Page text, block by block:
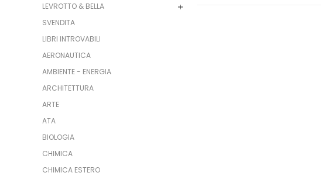
LEVROTTO & BELLA
SVENDITA
LIBRI INTROVABILI
AERONAUTICA
AMBIENTE - ENERGIA
ARCHITETTURA
ARTE
ATA
BIOLOGIA
CHIMICA
CHIMICA ESTERO